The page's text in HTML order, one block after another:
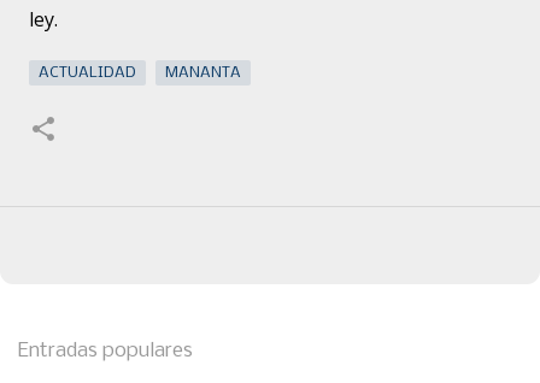
ley.
ACTUALIDAD MANANTA
Entradas populares